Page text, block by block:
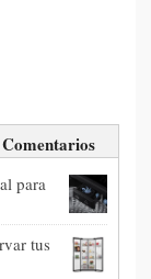
Comentarios
para
tus